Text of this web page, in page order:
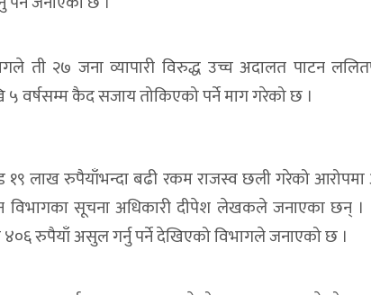
ती २७ जना व्यापारी विरुद्ध उच्च अदालत पाटन
५ वर्षसम्म कैद सजाय तोकिएको पर्ने माग गरेको छ ।
लाख रुपैयाँभन्दा बढी रकम राजस्व छली गरेको आरोपमा
विभागका सूचना अधिकारी दीपेश लेखकले जनाएका छन् ।
रुपैयाँ असुल गर्नु पर्ने देखिएको विभागले जनाएको छ ।